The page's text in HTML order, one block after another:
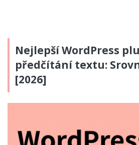
Nejlepší WordPress
předčítání textu:
[2026]